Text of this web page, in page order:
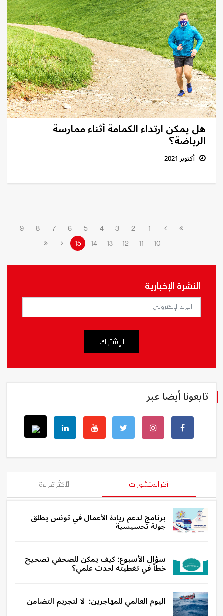
هل يمكن ارتداء الكمامة أثناء ممارسة
الرياضة؟
أكتوبر 2021
1
2
3
4
5
6
7
8
9
10
11
12
13
14
15
النشرة الإخبارية
الإشتراك
تابعونا أيضا عبر
أخر المنشورات الأكثر قراءة
برنامج لدعم ريادة الأعمال في تونس يطلق
جولة تحسيسية
سؤال الأسبوع: كيف يمكن للصحفي تصحيح
خطأ في تغطيته لحدث علمي؟
اليوم العالمي للمهاجرين: لا لتجريم التضامن